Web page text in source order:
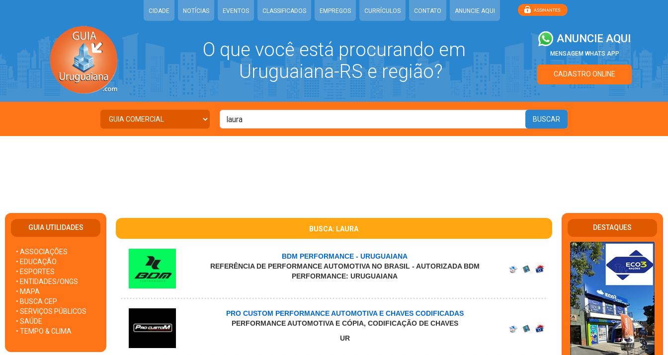
CIDADE NOTÍCIAS EVENTOS CLASSIFICADOS EMPREGOS CURRÍCULOS CONTATO ANUNCIE AQUI
O que você está procurando em
Uruguaiana-RS e região?
ANUNCIE AQUI
MENSAGEM WHATS APP
CADASTRO ONLINE
GUIA UTILIDADES
• ASSOCIAÇÕES
• EDUCAÇÃO
• ESPORTES
• ENTIDADES/ONGS
• MAPA
• BUSCA CEP
• SERVIÇOS PÚBLICOS
• SAÚDE
• TEMPO & CLIMA
BUSCA: LAURA
BDM PERFORMANCE - URUGUAIANA
REFERÊNCIA DE PERFORMANCE AUTOMOTIVA NO BRASIL - AUTORIZADA BDM
PERFORMANCE: URUGUAIANA
PRO CUSTOM PERFORMANCE AUTOMOTIVA E CHAVES CODIFICADAS
PERFORMANCE AUTOMOTIVA E CÓPIA, CODIFICAÇÃO DE CHAVES
UR
DESTAQUES